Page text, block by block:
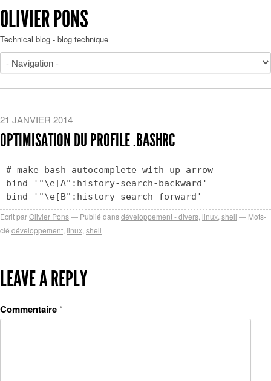
OLIVIER PONS
Technical blog - blog technique
21 JANVIER 2014
OPTIMISATION DU PROFILE .BASHRC
# make bash autocomplete with up arrow
bind '"\e[A":history-search-backward'
Ecrit parOlivier Pons Publié dansdéveloppement - divers linux shell
Mots-
clé développement linux shell
LEAVE A REPLY
Commentaire*